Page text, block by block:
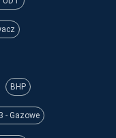
BHP
- Gazowe